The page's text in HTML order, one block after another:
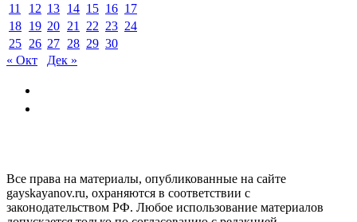
11
12 13 14 15 16 17
18 19 20 21 22 23 24
25 26 27 28 29 30
« Окт
Дек »
Все права на материалы, опубликованные на сайте
gayskayanov.ru, охраняются в соответствии с
законодательством РФ. Любое использование материалов